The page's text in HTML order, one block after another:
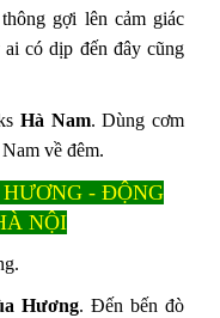
gợi lên cảm giác
có dịp đến đây cũng
Hà Nam. Dùng cơm
về đêm.
- ĐỘNG
NỘI
Hương. Đến bến đò